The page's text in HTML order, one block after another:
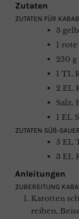
Zutaten
ZUTATEN FÜR
3
1
250 g
1 TL
2 EL
Salz,
1 EL
ZUTATEN SÜß-
5 EL
3 EL
Anleitungen
ZUBEREITUNG
Karotten schälen und in eine Schüssel grob
reiben,